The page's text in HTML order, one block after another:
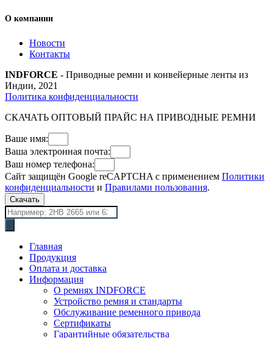
О компании
Новости
Контакты
INDFORCE - Приводные ремни и конвейерные ленты из
Индии, 2021
Политика конфиденциальности
СКАЧАТЬ ОПТОВЫЙ ПРАЙС НА ПРИВОДНЫЕ РЕМНИ
Ваше имя:
Ваша электронная почта:
Ваш номер телефона:
Сайт защищён Google reCAPTCHA с применением Политики
конфиденциальности и Правилами пользования.
Скачать
Поиск
товаров
Главная
Продукция
Оплата и доставка
Информация
О ремнях INDFORCE
Устройство ремня и стандарты
Обслуживание ременного привода
Сертификаты
Гарантийные обязательства